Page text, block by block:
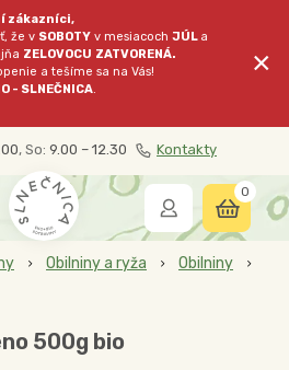
zákazníci,
že v SOBOTY v mesiacochJÚL a
ZELOVOCU ZATVORENÁ.
a tešíme sa na Vás!
- SLNEČNICA.
×
, So: 9.00 – 12.30 Kontakty
0
Obilniny a ryža
Obilniny
500g bio